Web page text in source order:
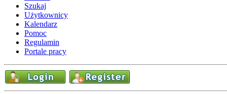
Szukaj
Użytkownicy
Kalendarz
Pomoc
Regulamin
Portale pracy